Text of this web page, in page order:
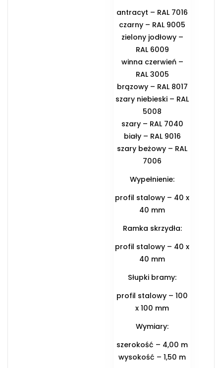
antracyt – RAL 7016
czarny – RAL 9005
zielony jodłowy –
RAL 6009
winna czerwień –
RAL 3005
brązowy – RAL 8017
szary niebieski – RAL
5008
szary – RAL 7040
biały – RAL 9016
szary beżowy – RAL
7006
Wypełnienie:
profil stalowy – 40 x
40 mm
Ramka skrzydła:
profil stalowy – 40 x
40 mm
Słupki bramy:
profil stalowy – 100
x 100 mm
Wymiary:
szerokość – 4,00 m
wysokość – 1,50 m